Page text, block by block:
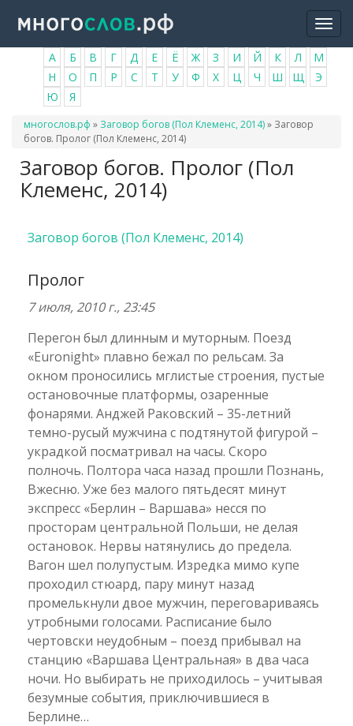
основному
содержанию
А Б В Г Д Е Ё Ж З И Й К Л
М
Н
О П Р С Т У Ф Х Ц Ч Ш Щ
Э
Ю
Я
Вы
здесь
многослов.рф » Заговор богов (Пол Клеменс, 2014)» Заговор
богов. Пролог (Пол Клеменс, 2014)
Заговор богов. Пролог (Пол
Клеменс, 2014)
Заговор богов (Пол Клеменс, 2014)
Пролог
7 июля, 2010 г., 23:45
Перегон был длинным и муторным. Поезд
«Euronight» плавно бежал по рельсам. За
окном проносились мглистые строения, пустые
остановочные платформы, озаренные
фонарями. Анджей Раковский – 35-летний
темно-русый мужчина с подтянутой фигурой –
украдкой посматривал на часы. Скоро
полночь. Полтора часа назад прошли Познань,
Вжесню. Уже без малого пятьдесят минут
экспресс «Берлин – Варшава» несся по
просторам центральной Польши, не делая
остановок. Нервы натянулись до предела.
Вагон шел полупустым. Изредка мимо купе
проходил стюард, пару минут назад
промелькнули двое мужчин, переговариваясь
утробными голосами. Расписание было
чертовски неудобным – поезд прибывал на
станцию «Варшава Центральная» в два часа
ночи. Но выбирать не приходилось – учитывая
безумные события, приключившиеся в
Берлине…